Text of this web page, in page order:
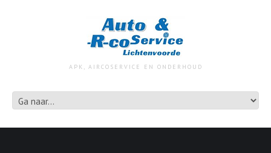
APK, AIRCOSERVICE EN ONDERHOUD